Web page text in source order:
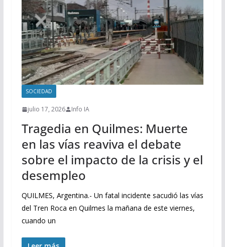
SOCIEDAD
julio 17, 2026 Info IA
Tragedia en Quilmes: Muerte
en las vías reaviva el debate
sobre el impacto de la crisis y el
desempleo
QUILMES, Argentina.- Un fatal incidente sacudió las vías
del Tren Roca en Quilmes la mañana de este viernes,
cuando un